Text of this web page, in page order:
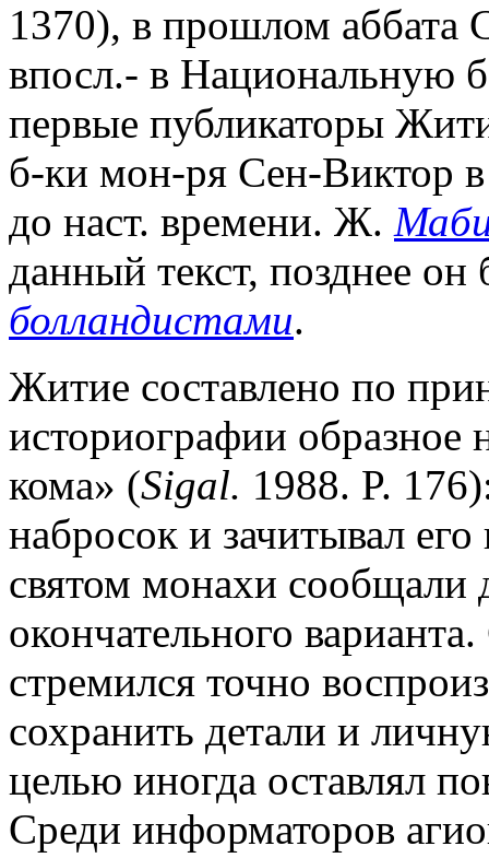
1370), в прошлом аббата
впосл.- в Национальную
первые публикаторы
б-ки мон-ря Сен-Виктор
до наст. времени. Ж.
данный текст, позднее
болландистами.
Житие составлено по
историографии образное
кома» (Sigal. 1988. P.
набросок и зачитывал
святом монахи сообщали
окончательного
стремился точно
сохранить детали и
целью иногда оставлял
Среди информаторов